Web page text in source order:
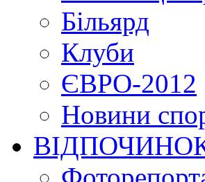
Більярд
Клуби
ЄВРО-2012
Новини